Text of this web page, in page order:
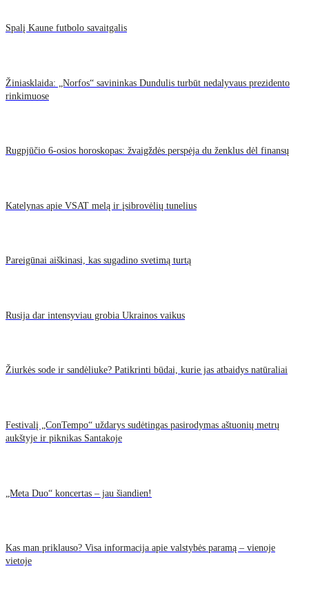
Spalį Kaune futbolo savaitgalis
Žiniasklaida: „Norfos“ savininkas Dundulis turbūt nedalyvaus prezidento
rinkimuose
Rugpjūčio 6-osios horoskopas: žvaigždės perspėja du ženklus dėl finansų
Katelynas apie VSAT melą ir įsibrovėlių tunelius
Pareigūnai aiškinasi, kas sugadino svetimą turtą
Rusija dar intensyviau grobia Ukrainos vaikus
Žiurkės sode ir sandėliuke? Patikrinti būdai, kurie jas atbaidys natūraliai
Festivalį „ConTempo“ uždarys sudėtingas pasirodymas aštuonių metrų
aukštyje ir piknikas Santakoje
„Meta Duo“ koncertas – jau šiandien!
Kas man priklauso? Visa informacija apie valstybės paramą – vienoje
vietoje